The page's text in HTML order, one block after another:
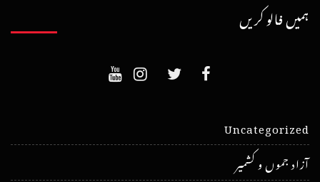
ہمیں فالو کریں
Uncategorized
آزاد جموں و کشمیر